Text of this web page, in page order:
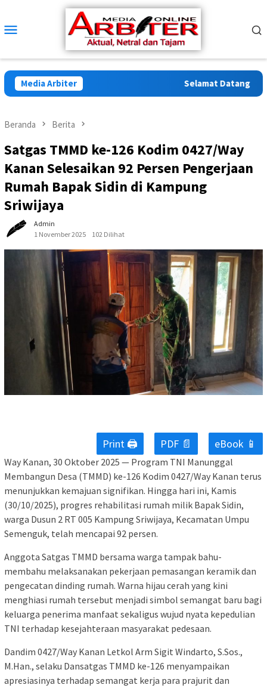
konten
Mobile
Media Arbiter Selamat Datang di
Beranda Berita
Satgas TMMD ke-126 Kodim 0427/Way
Kanan Selesaikan 92 Persen Pengerjaan
Rumah Bapak Sidin di Kampung
Sriwijaya
Admin
1 November 2025
102 Dilihat
Print 🖨 PDF 📄 eBook 📱
Way Kanan, 30 Oktober 2025 — Program TNI Manunggal
Membangun Desa (TMMD) ke-126 Kodim 0427/Way Kanan terus
menunjukkan kemajuan signifikan. Hingga hari ini, Kamis
(30/10/2025), progres rehabilitasi rumah milik Bapak Sidin,
warga Dusun 2 RT 005 Kampung Sriwijaya, Kecamatan Umpu
Semenguk, telah mencapai 92 persen.
Anggota Satgas TMMD bersama warga tampak bahu-
membahu melaksanakan pekerjaan pemasangan keramik dan
pengecatan dinding rumah. Warna hijau cerah yang kini
menghiasi rumah tersebut menjadi simbol semangat baru bagi
keluarga penerima manfaat sekaligus wujud nyata kepedulian
TNI terhadap kesejahteraan masyarakat pedesaan.
Dandim 0427/Way Kanan Letkol Arm Sigit Windarto, S.Sos.,
M.Han., selaku Dansatgas TMMD ke-126 menyampaikan
apresiasinya terhadap semangat kerja para prajurit dan